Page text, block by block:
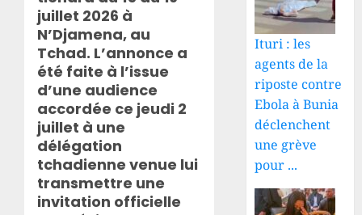
juillet 2026 à
N’Djamena, au
Tchad. L’annonce a
été faite à l’issue
d’une audience
accordée ce jeudi 2
juillet à une
délégation
tchadienne venue lui
transmettre une
invitation officielle
Ituri : les
agents de la
riposte contre
Ebola à Bunia
déclenchent
une grève
pour ...